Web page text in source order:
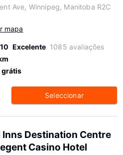
Ave, Winnipeg, Manitoba R2C
mapa
Excelente 1085 avaliações
Seleccionar
Inns Destination Centre
Casino Hotel